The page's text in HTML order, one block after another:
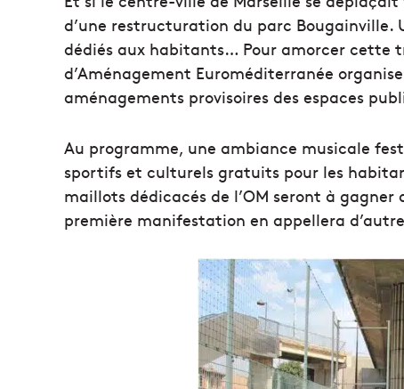
d’une restructuration du parc Bougainville.
dédiés aux habitants… Pour amorcer cette
d’Aménagement Euroméditerranée
aménagements provisoires des espaces
Au programme, une ambiance musicale
sportifs et culturels gratuits pour les
maillots dédicacés de l’OM seront à
première manifestation en appellera